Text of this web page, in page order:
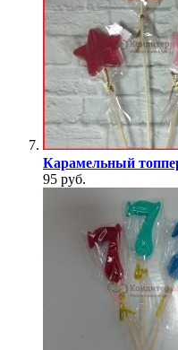
Карамельный
95 руб.